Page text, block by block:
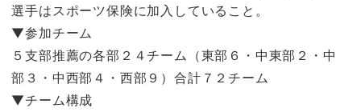
選手はスポーツ保険に加入していること。
▼参加チーム
５支部推薦の各部２４チーム（東部６・中東部２・中
部３・中西部４・西部９）合計７２チーム
▼チーム構成